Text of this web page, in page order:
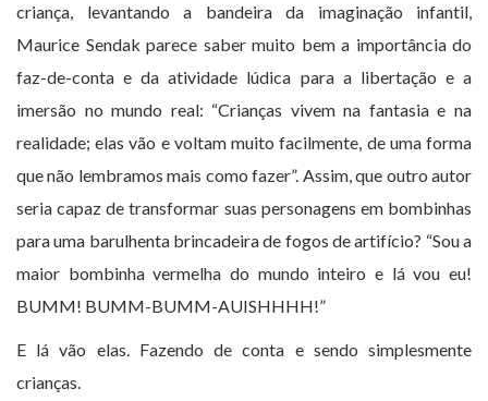
criança, levantando a bandeira da imaginação infantil,
Maurice Sendak parece saber muito bem a importância do
faz-de-conta e da atividade lúdica para a libertação e a
imersão no mundo real: “Crianças vivem na fantasia e na
realidade; elas vão e voltam muito facilmente, de uma forma
que não lembramos mais como fazer”. Assim, que outro autor
seria capaz de transformar suas personagens em bombinhas
para uma barulhenta brincadeira de fogos de artifício? “Sou a
maior bombinha vermelha do mundo inteiro e lá vou eu!
BUMM! BUMM-BUMM-AUISHHHH!”
E lá vão elas. Fazendo de conta e sendo simplesmente
crianças.